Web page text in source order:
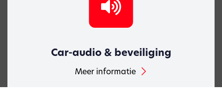
Car-audio & beveiliging
Meer informatie